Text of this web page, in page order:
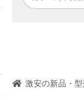
激安の新品・